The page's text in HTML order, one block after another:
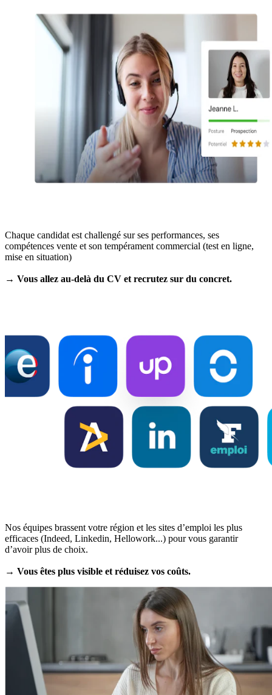
Chaque candidat est challengé sur ses performances, ses
compétences vente et son tempérament commercial (test en ligne,
mise en situation)
→ Vous allez au-delà du CV et recrutez sur du concret.
Nos équipes brassent votre région et les sites d’emploi les plus
efficaces (Indeed, Linkedin, Hellowork...) pour vous garantir
d’avoir plus de choix.
→ Vous êtes plus visible et réduisez vos coûts.